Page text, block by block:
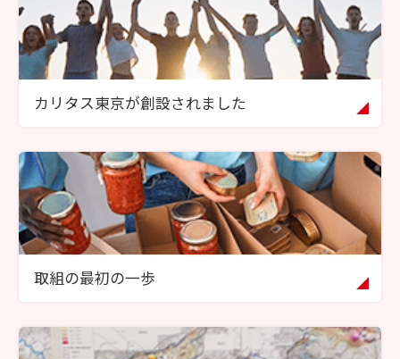
カリタス東京が創設されました
取組の最初の一歩